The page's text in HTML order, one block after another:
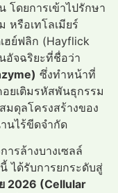
โดยการเข้าไปรักษา
หรือเทโลเมียร์
ฮย์ฟลิก (Hayflick
อัจฉริยะที่ชื่อว่า
ซึ่งทำหน้าที่
ยเติมรหัสพันธุกรรม
มดุลโครงสร้างของ
นไร้ขีดจำกัด
รล้างบางเซลล์
ได้รับการยกระดับสู่
2026 (Cellular